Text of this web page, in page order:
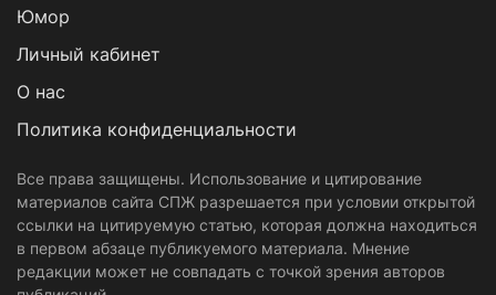
Юмор
Личный кабинет
О нас
Политика конфиденциальности
Все права защищены. Использование и цитирование
материалов сайта СПЖ разрешается при условии открытой
ссылки на цитируемую статью, которая должна находиться
в первом абзаце публикуемого материала. Мнение
редакции может не совпадать с точкой зрения авторов